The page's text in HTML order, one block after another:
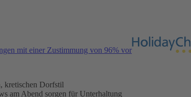
mit einer Zustimmung von 96% vor
kretischen Dorfstil
am Abend sorgen für Unterhaltung